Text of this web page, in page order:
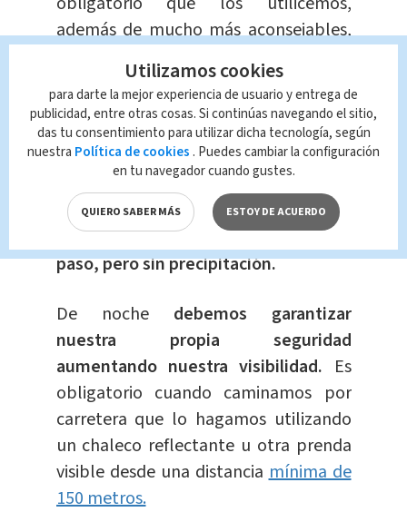
además de mucho más aconsejables,
Cruzaremos cuando tengamos bien
claro que no se aproximan vehículos
en ninguno de los dos sentidos. Ante la
duda, es mejor esperar a una ocasión
más adecuada.El cruce de la carretera
lo haremos con decisión y a buen
paso, pero sin precipitación.
De noche debemos garantizar
nuestra propia seguridad
aumentando nuestra visibilidad. Es
obligatorio cuando caminamos por
carretera que lo hagamos utilizando
un chaleco reflectante u otra prenda
visible desde una distanciamínima de
150 metros.
Utilizamos cookies
para darte la mejor experiencia de usuario y entrega de
publicidad, entre otras cosas. Si continúas navegando el sitio,
das tu consentimiento para utilizar dicha tecnología, según
nuestra Política de cookies . Puedes cambiar la configuración
en tu navegador cuando gustes.
QUIERO SABER MÁS ESTOY DE ACUERDO